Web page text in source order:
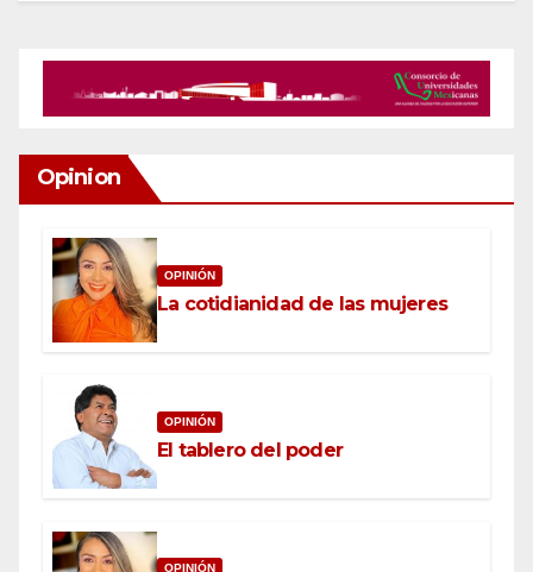
Opinion
OPINIÓN
La cotidianidad de las mujeres
OPINIÓN
El tablero del poder
OPINIÓN